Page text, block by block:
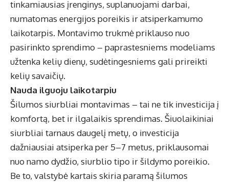
tinkamiausias įrenginys, suplanuojami darbai,
numatomas energijos poreikis ir atsiperkamumo
laikotarpis. Montavimo trukmė priklauso nuo
pasirinkto sprendimo – paprastesniems modeliams
užtenka kelių dienų, sudėtingesniems gali prireikti
kelių savaičių.
Nauda ilguoju laikotarpiu
Šilumos siurbliai montavimas – tai ne tik investicija į
komfortą, bet ir ilgalaikis sprendimas. Šiuolaikiniai
siurbliai tarnaus daugelį metų, o investicija
dažniausiai atsiperka per 5–7 metus, priklausomai
nuo namo dydžio, siurblio tipo ir šildymo poreikio.
Be to, valstybė kartais skiria paramą šilumos